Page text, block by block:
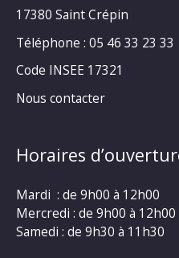
17380 Saint Crépin
Téléphone : 05 46 33 23 33
Code INSEE 17321
Nous contacter
Horaires
Mardi : de 9h00 à 12h00
Mercredi : de 9h00 à
Samedi : de 9h30 à 11h30